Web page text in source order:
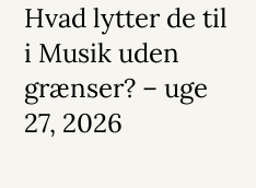
Hvad lytter de til
i Musik uden
grænser? – uge
27, 2026